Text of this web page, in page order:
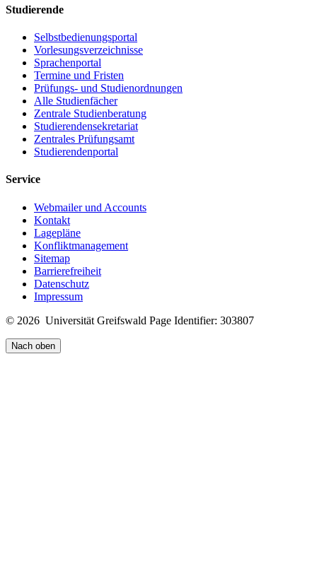
Studierende
Selbstbedienungsportal
Vorlesungsverzeichnisse
Sprachenportal
Termine und Fristen
Prüfungs- und Studienordnungen
Alle Studienfächer
Zentrale Studienberatung
Studierendensekretariat
Zentrales Prüfungsamt
Studierendenportal
Service
Webmailer und Accounts
Kontakt
Lagepläne
Konfliktmanagement
Sitemap
Barrierefreiheit
Datenschutz
Impressum
© 2026 Universität Greifswald Page Identifier: 303807
Nach oben